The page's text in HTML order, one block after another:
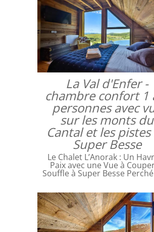
La Val d'Enfer -
chambre confort 1
personnes avec
sur les monts du
Cantal et les pistes
Super Besse
Le Chalet L’Anorak : Un
Paix avec une Vue à
Souffle à Super Besse